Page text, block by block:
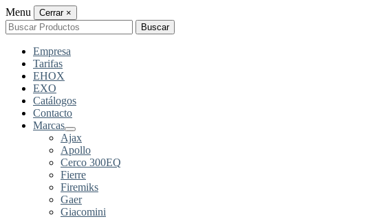
Menu Cerrar ×
Buscar
por:
Buscar
Empresa
Tarifas
EHOX
EXO
Catálogos
Contacto
Marcas
Ajax
Apollo
Cerco 300EQ
Fierre
Firemiks
Gaer
Giacomini